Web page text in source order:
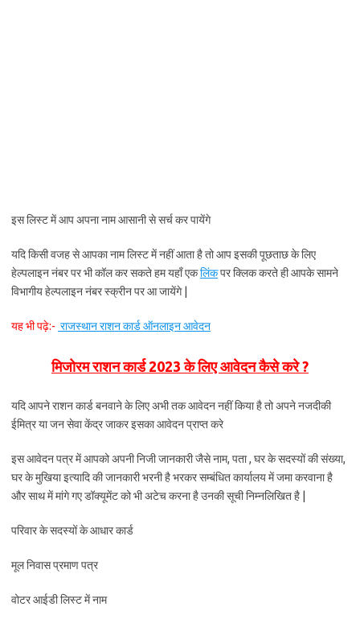
इस लिस्ट में आप अपना नाम आसानी से सर्च कर पायेंगे
यदि किसी वजह से आपका नाम लिस्ट में नहीं आता है तो आप इसकी पूछताछ के लिए
हेल्पलाइन नंबर पर भी कॉल कर सकते हम यहाँ एकलिंकपर क्लिक करते ही आपके सामने
विभागीय हेल्पलाइन नंबर स्क्रीन पर आ जायेंगे |
यह भी पढ़े:- राजस्थान राशन कार्ड ऑनलाइन आवेदन
मिजोरम राशन कार्ड 2023 के लिए आवेदन कैसे करे ?
यदि आपने राशन कार्ड बनवाने के लिए अभी तक आवेदन नहीं किया है तो अपने नजदीकी
ईमित्र या जन सेवा केंद्र जाकर इसका आवेदन प्राप्त करे
इस आवेदन पत्र में आपको अपनी निजी जानकारी जैसे नाम, पता , घर के सदस्यों की संख्या,
घर के मुखिया इत्यादि की जानकारी भरनी है भरकर सम्बंधित कार्यालय में जमा करवाना है
और साथ में मांगे गए डॉक्यूमेंट को भी अटेच करना है उनकी सूची निम्नलिखित है |
परिवार के सदस्यों के आधार कार्ड
मूल निवास प्रमाण पत्र
वोटर आईडी लिस्ट में नाम